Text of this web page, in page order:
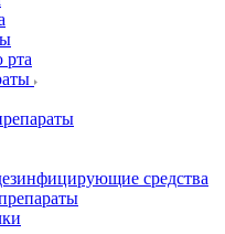
рта
средства